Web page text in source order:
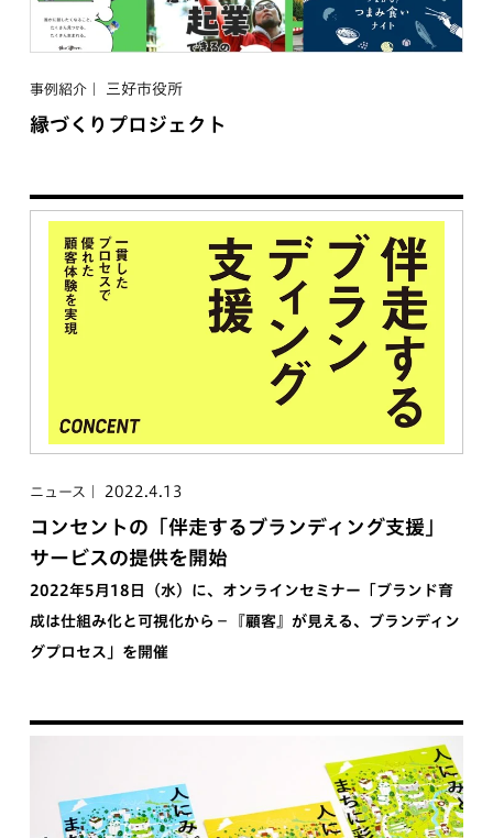
事例紹介 三好市役所
縁づくりプロジェクト
ニュース 2022.4.13
コンセントの「伴走するブランディング支援」
サービスの提供を開始
2022年5月18日（水）に、オンラインセミナー「ブランド育
成は仕組み化と可視化から−『顧客』が見える、ブランディン
グプロセス」を開催